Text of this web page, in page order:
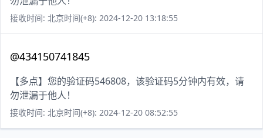
接收时间: 北京时间(+8): 2024-12-20 13:18:55
@434150741845
【多点】您的验证码546808，该验证码5分钟内有效，请
勿泄漏于他人！
接收时间: 北京时间(+8): 2024-12-20 08:52:55